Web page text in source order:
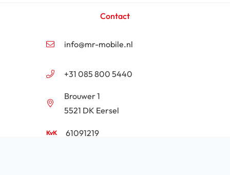
Contact
info@mr-mobile.nl
+31 085 800 5440
Brouwer 1
5521 DK Eersel
61091219